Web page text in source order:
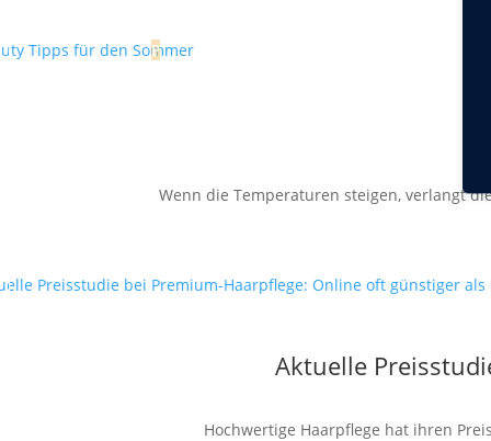
Wenn die Temperaturen steigen, verlangt
Aktuelle
Hochwertige Haarpflege hat ihren